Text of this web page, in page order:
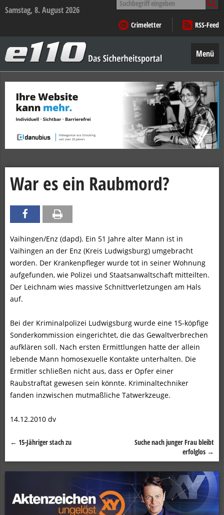
Samstag, 8. August 2026
nach:
Crimeletter
RSS-Feed
–
Das
Sicherheitsportal
Menü
Zum
Inhalt
springen
War es ein Raubmord?
Vaihingen/Enz (dapd). Ein 51 Jahre alter Mann ist in
Vaihingen an der Enz (Kreis Ludwigsburg) umgebracht
worden. Der Krankenpfleger wurde tot in seiner Wohnung
aufgefunden, wie Polizei und Staatsanwaltschaft mitteilten.
Der Leichnam wies massive Schnittverletzungen am Hals
auf.
Bei der Kriminalpolizei Ludwigsburg wurde eine 15-köpfige
Sonderkommission eingerichtet, die das Gewaltverbrechen
aufklären soll. Nach ersten Ermittlungen hatte der allein
lebende Mann homosexuelle Kontakte unterhalten. Die
Ermitler schließen nicht aus, dass er Opfer einer
Raubstraftat gewesen sein könnte. Kriminaltechniker
fanden inzwischen mutmaßliche Tatwerkzeuge.
14.12.2010 dv
Beitragsnavigation
← 15-Jähriger stach zu
Suche nach junger Frau bleibt
erfolglos →